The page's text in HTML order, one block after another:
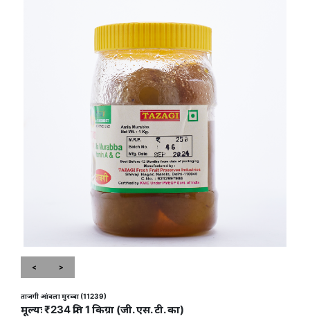
< >
ताजगी आंवला मुरब्बा (11239)
मूल्यः ₹234 प्रति 1 किग्रा (जी. एस. टी. का)